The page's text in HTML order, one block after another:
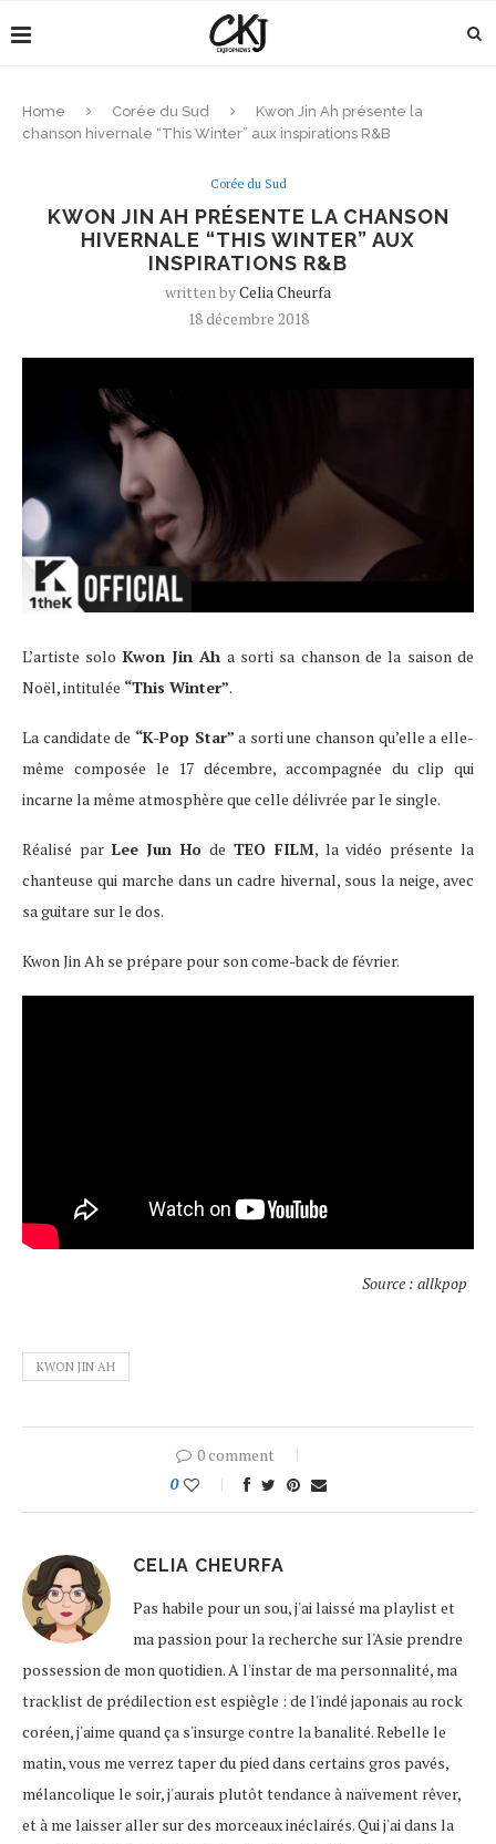
Home Corée du Sud
Kwon Jin Ah présente la
chanson hivernale “This Winter” aux inspirations R&B
Corée du Sud
KWON JIN AH PRÉSENTE LA CHANSON
HIVERNALE “THIS WINTER” AUX
INSPIRATIONS R&B
written byCelia Cheurfa
18 décembre 2018
L’artiste solo Kwon Jin Ah a sorti sa chanson de la saison de
Noël, intitulée “This Winter”.
La candidate de “K-Pop Star” a sorti une chanson qu’elle a elle-
même composée le 17 décembre, accompagnée du clip qui
incarne la même atmosphère que celle délivrée par le single.
Réalisé par Lee Jun Ho de TEO FILM, la vidéo présente la
chanteuse qui marche dans un cadre hivernal, sous la neige, avec
sa guitare sur le dos.
Kwon Jin Ah se prépare pour son come-back de février.
Source : allkpop
KWON JIN AH
0 comment
0
CELIA CHEURFA
Pas habile pour un sou, j'ai laissé ma playlist et
ma passion pour la recherche sur l'Asie prendre
possession de mon quotidien. A l'instar de ma personnalité, ma
tracklist de prédilection est espiègle : de l'indé japonais au rock
coréen, j'aime quand ça s'insurge contre la banalité. Rebelle le
matin, vous me verrez taper du pied dans certains gros pavés,
mélancolique le soir, j'aurais plutôt tendance à naïvement rêver,
et à me laisser aller sur des morceaux inéclairés. Qui j'ai dans la